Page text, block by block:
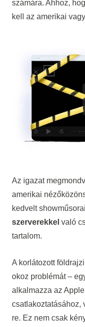
számára. Ahhoz,
kell az amerikai
Az igazat
amerikai
kedvelt
szerverekkel való
tartalom.
A korlátozott
okoz problémát –
alkalmazza az
csatlakoztatásához,
re. Ez nem csak